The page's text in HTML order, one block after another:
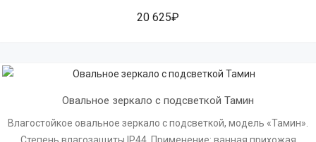
20 625₽
Овальное зеркало с подсветкой Тамин
Влагостойкое овальное зеркало с подсветкой, модель «Тамин».